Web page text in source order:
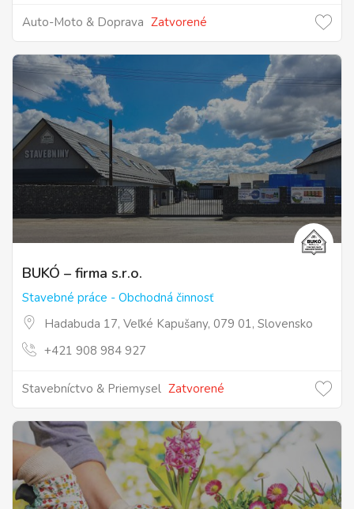
Auto-Moto & Doprava Zatvorené
BUKÓ – firma s.r.o.
Stavebné práce - Obchodná činnosť
Hadabuda 17, Veľké Kapušany, 079 01, Slovensko
+421 908 984 927
Stavebníctvo & Priemysel Zatvorené